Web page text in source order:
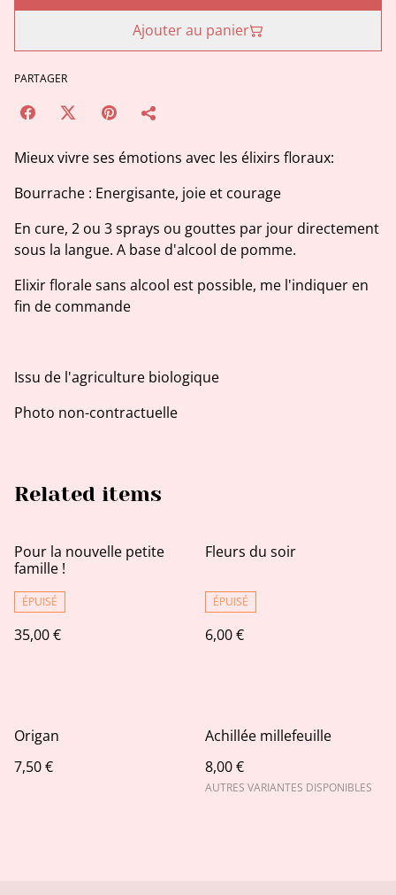
Ajouter au panier
PARTAGER
Mieux vivre ses émotions avec les élixirs floraux:
Bourrache : Energisante, joie et courage
En cure, 2 ou 3 sprays ou gouttes par jour directement
sous la langue. A base d'alcool de pomme.
Elixir florale sans alcool est possible, me l'indiquer en
fin de commande
Issu de l'agriculture biologique
Photo non-contractuelle
Related items
Pour la nouvelle petite
famille !
ÉPUISÉ
35,00 €
Fleurs du soir
ÉPUISÉ
6,00 €
Origan
7,50 €
Achillée millefeuille
8,00 €
AUTRES VARIANTES DISPONIBLES